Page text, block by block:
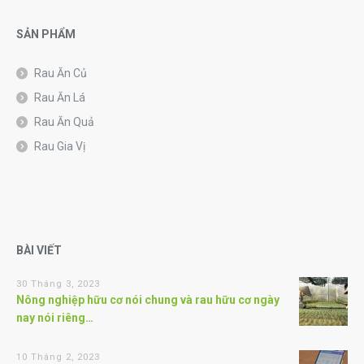
SẢN PHẨM
Rau Ăn Củ
Rau Ăn Lá
Rau Ăn Quả
Rau Gia Vị
BÀI VIẾT
30 Tháng 3, 2023
Nông nghiệp hữu cơ nói chung và rau hữu cơ ngày
nay nói riêng…
10 Tháng 2, 2023